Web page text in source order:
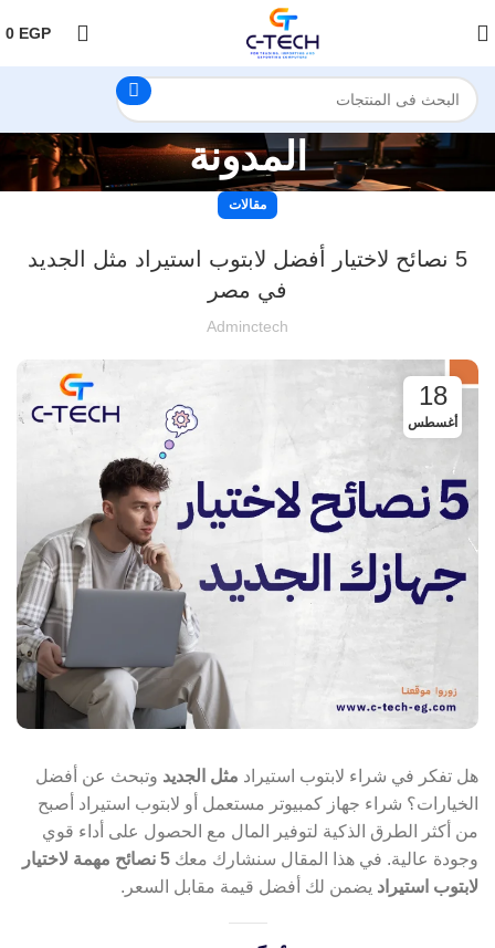
0 EGP
المدونة
مقالات
5 نصائح لاختيار أفضل لابتوب استيراد مثل الجديد
في مصر
Adminctech
18
أغسطس
هل تفكر في شراء لابتوب استيراد مثل الجديد وتبحث عن أفضل
الخيارات؟ شراء جهاز كمبيوتر مستعمل أو لابتوب استيراد أصبح
من أكثر الطرق الذكية لتوفير المال مع الحصول على أداء قوي
وجودة عالية. في هذا المقال سنشارك معك
5 نصائح مهمة لاختيار
لابتوب استيراد يضمن لك أفضل قيمة مقابل السعر.
اضغط هنا لمتابعتنا على فيس بوك